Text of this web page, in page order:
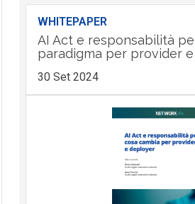
WHITEPAPER
AI Act e responsabilità
paradigma per provider
30 Set 2024